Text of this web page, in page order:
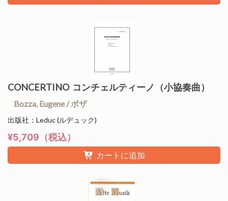
CONCERTINO コンチェルティーノ（小協奏曲）
Bozza, Eugene / ボザ
出版社：Leduc (ルデュック)
¥5,709（税込）
カートに追加